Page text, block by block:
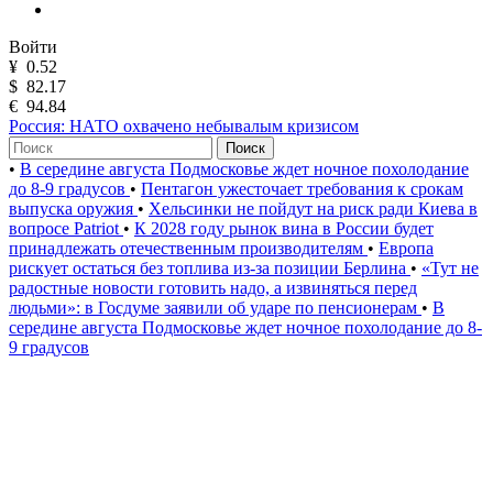
Войти
¥ 0.52
$ 82.17
€ 94.84
Россия: НАТО охвачено небывалым кризисом
Поиск
• В середине августа Подмосковье ждет ночное похолодание
до 8-9 градусов • Пентагон ужесточает требования к срокам
выпуска оружия • Хельсинки не пойдут на риск ради Киева в
вопросе Patriot • К 2028 году рынок вина в России будет
принадлежать отечественным производителям • Европа
рискует остаться без топлива из-за позиции Берлина • «Тут не
радостные новости готовить надо, а извиняться перед
людьми»: в Госдуме заявили об ударе по пенсионерам • В
середине августа Подмосковье ждет ночное похолодание до 8-
9 градусов